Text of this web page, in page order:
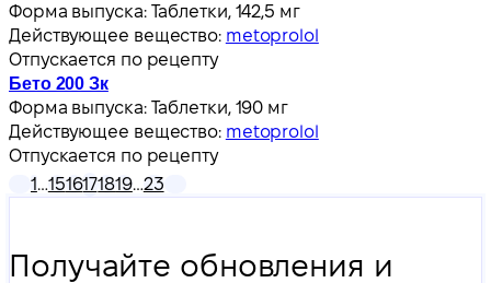
Форма выпуска: Таблетки, 142,5 мг
Действующее вещество: metoprolol
Отпускается по рецепту
Бето 200 Зк
Форма выпуска: Таблетки, 190 мг
Действующее вещество: metoprolol
Отпускается по рецепту
1…1516171819…23
Получайте обновления и